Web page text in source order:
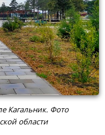
Кагальник. Фото
области